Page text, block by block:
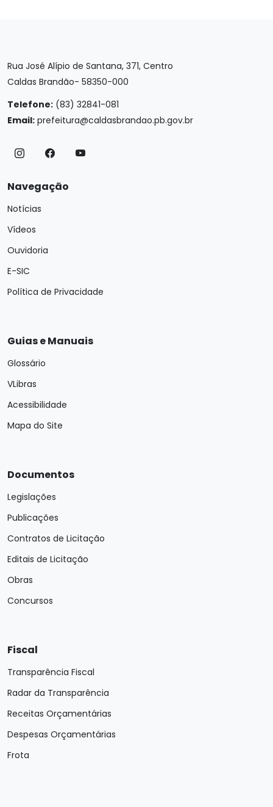
Rua José Alípio de Santana, 371, Centro
Caldas Brandão- 58350-000
Telefone: (83) 32841-081
Email: prefeitura@caldasbrandao.pb.gov.br
Navegação
Notícias
Vídeos
Ouvidoria
E-SIC
Política de Privacidade
Guias e Manuais
Glossário
VLibras
Acessibilidade
Mapa do Site
Documentos
Legislações
Publicações
Contratos de Licitação
Editais de Licitação
Obras
Concursos
Fiscal
Transparência Fiscal
Radar da Transparência
Receitas Orçamentárias
Despesas Orçamentárias
Frota